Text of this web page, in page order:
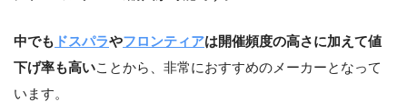
中でも ドスパラやフロンティアは開催頻度の高さに加えて値
下げ率も高いことから、非常におすすめのメーカーとなって
います。